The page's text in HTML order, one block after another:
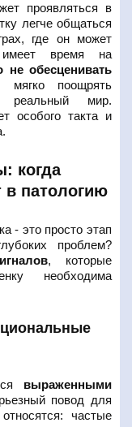
проявляться в
легче общаться
где он может
время на
не обесценивать
поощрять
мир.
особого такта и
когда
в патологию
- это просто этап
проблем?
, которые
необходима
выраженными
повод для
частые